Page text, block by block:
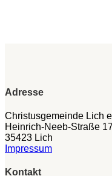
Adresse
Christusgemeinde Lich
Heinrich-Neeb-Straße
35423 Lich
Impressum
Kontakt